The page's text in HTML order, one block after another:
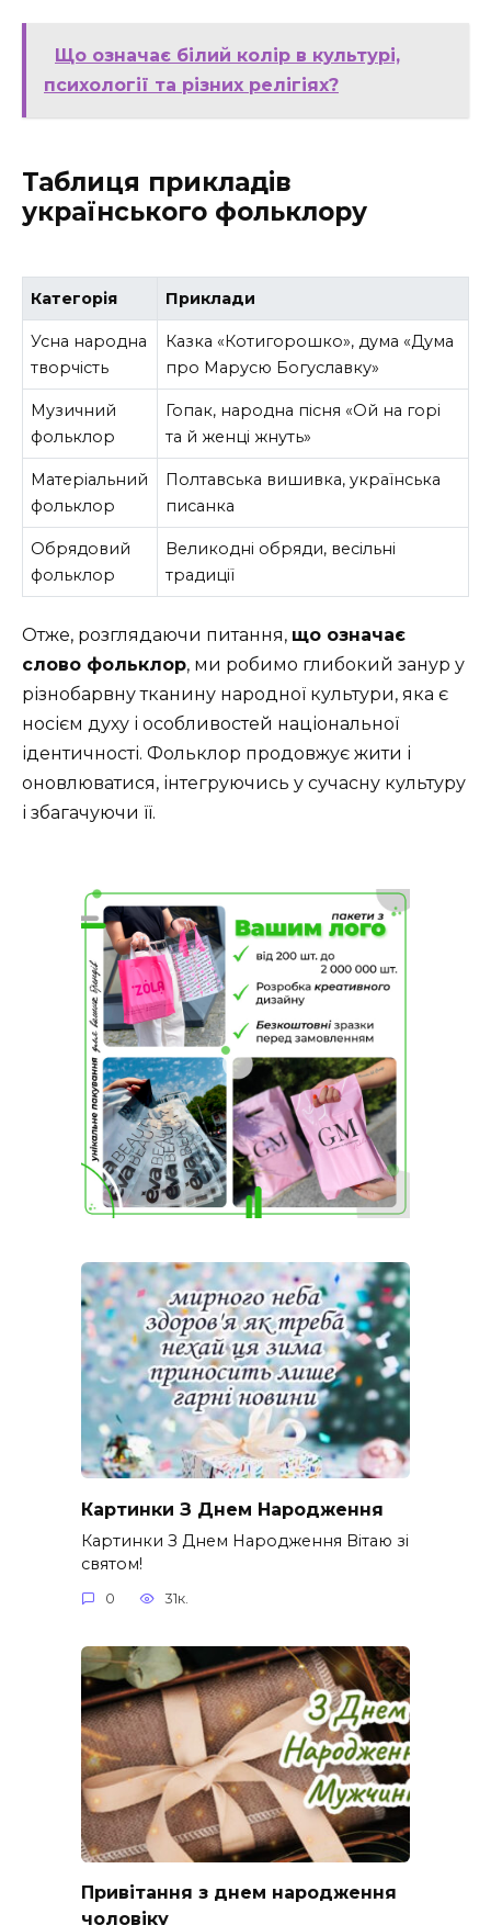
Що означає білий колір в культурі,
психології та різних релігіях?
Таблиця прикладів
українського фольклору
Категорія Приклади
Усна народна
творчість
Казка «Котигорошко», дума «Дума
про Марусю Богуславку»
Музичний
фольклор
Гопак, народна пісня «Ой на горі
та й женці жнуть»
Матеріальний
фольклор
Полтавська вишивка, українська
писанка
Обрядовий
фольклор
Великодні обряди, весільні
традиції
Отже, розглядаючи питання, що означає
слово фольклор, ми робимо глибокий занур у
різнобарвну тканину народної культури, яка є
носієм духу і особливостей національної
ідентичності. Фольклор продовжує жити і
оновлюватися, інтегруючись у сучасну культуру
і збагачуючи її.
Картинки З Днем Народження
Картинки З Днем Народження Вітаю зі
святом!
0 31к.
Привітання з днем народження
чоловіку